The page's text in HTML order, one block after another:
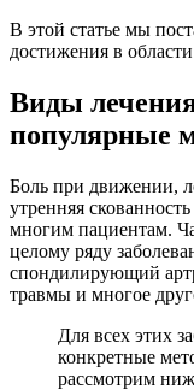
В этой статье мы
достижения в
Виды
популярные
Боль при движении,
утренняя
многим пациентам.
целому ряду
спондилирующий
травмы и многое
Для всех этих
конкретные
рассмотрим